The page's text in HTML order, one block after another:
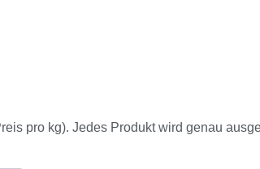
pro kg). Jedes Produkt wird genau